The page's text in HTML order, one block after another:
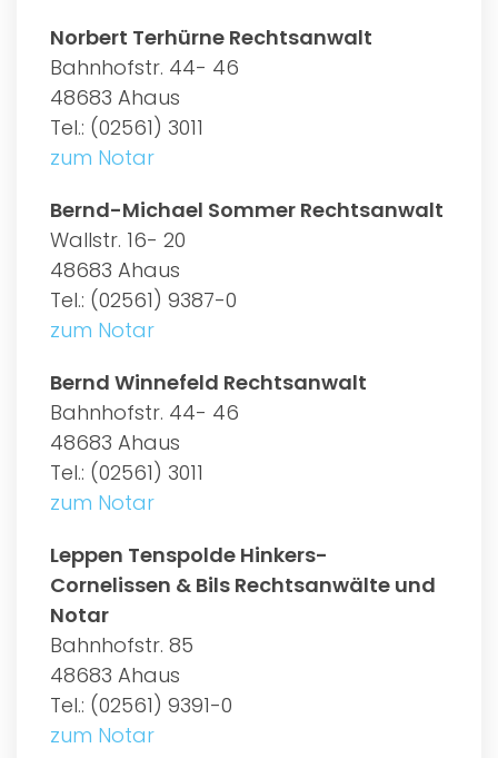
Norbert Terhürne Rechtsanwalt
Bahnhofstr. 44- 46
48683 Ahaus
Tel.: (02561) 3011
zum Notar
Bernd-Michael Sommer Rechtsanwalt
Wallstr. 16- 20
48683 Ahaus
Tel.: (02561) 9387-0
zum Notar
Bernd Winnefeld Rechtsanwalt
Bahnhofstr. 44- 46
48683 Ahaus
Tel.: (02561) 3011
zum Notar
Leppen Tenspolde Hinkers-
Cornelissen & Bils Rechtsanwälte und
Notar
Bahnhofstr. 85
48683 Ahaus
Tel.: (02561) 9391-0
zum Notar